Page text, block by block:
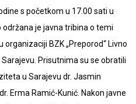
s početkom u 17.00 sati u
održana je javna tribina o temi
organizaciji BZK „Preporod“ Livno
Prisutnima su se obratili
u Sarajevu dr. Jasmin
Erma Ramić-Kunić. Nakon javne